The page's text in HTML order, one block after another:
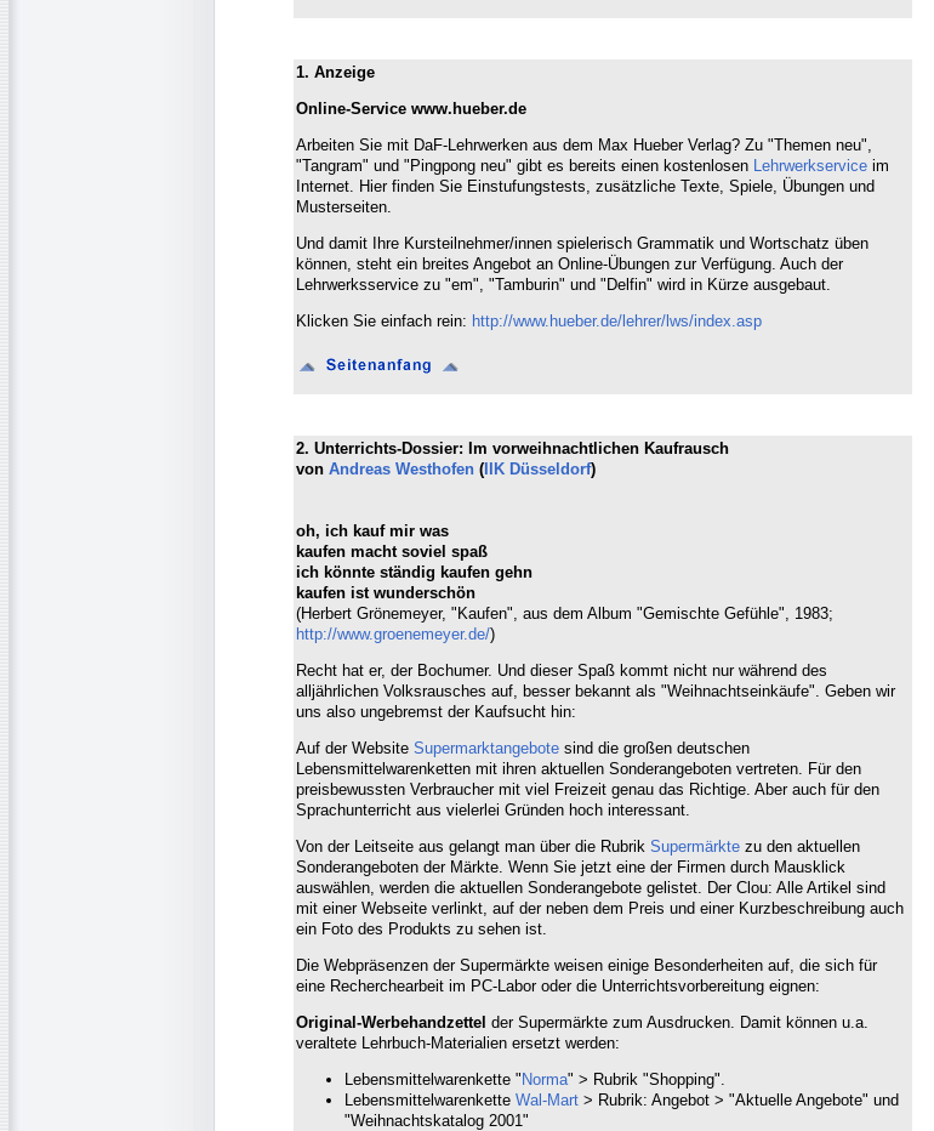
1. Anzeige
Online-Service www.hueber.de
Arbeiten Sie mit DaF-Lehrwerken aus dem Max Hueber Verlag? Zu "Themen neu",
"Tangram" und "Pingpong neu" gibt es bereits einen kostenlosen Lehrwerkservice im
Internet. Hier finden Sie Einstufungstests, zusätzliche Texte, Spiele, Übungen und
Musterseiten.
Und damit Ihre Kursteilnehmer/innen spielerisch Grammatik und Wortschatz üben
können, steht ein breites Angebot an Online-Übungen zur Verfügung. Auch der
Lehrwerksservice zu "em", "Tamburin" und "Delfin" wird in Kürze ausgebaut.
Klicken Sie einfach rein: http://www.hueber.de/lehrer/lws/index.asp
2. Unterrichts-Dossier: Im vorweihnachtlichen Kaufrausch
von Andreas Westhofen (IIK Düsseldorf)
oh, ich kauf mir was
kaufen macht soviel spaß
ich könnte ständig kaufen gehn
kaufen ist wunderschön
(Herbert Grönemeyer, "Kaufen", aus dem Album "Gemischte Gefühle", 1983;
http://www.groenemeyer.de/)
Recht hat er, der Bochumer. Und dieser Spaß kommt nicht nur während des
alljährlichen Volksrausches auf, besser bekannt als "Weihnachtseinkäufe". Geben wir
uns also ungebremst der Kaufsucht hin:
Auf der Website Supermarktangebote sind die großen deutschen
Lebensmittelwarenketten mit ihren aktuellen Sonderangeboten vertreten. Für den
preisbewussten Verbraucher mit viel Freizeit genau das Richtige. Aber auch für den
Sprachunterricht aus vielerlei Gründen hoch interessant.
Von der Leitseite aus gelangt man über die Rubrik Supermärkte zu den aktuellen
Sonderangeboten der Märkte. Wenn Sie jetzt eine der Firmen durch Mausklick
auswählen, werden die aktuellen Sonderangebote gelistet. Der Clou: Alle Artikel sind
mit einer Webseite verlinkt, auf der neben dem Preis und einer Kurzbeschreibung auch
ein Foto des Produkts zu sehen ist.
Die Webpräsenzen der Supermärkte weisen einige Besonderheiten auf, die sich für
eine Recherchearbeit im PC-Labor oder die Unterrichtsvorbereitung eignen:
Original-Werbehandzettel der Supermärkte zum Ausdrucken. Damit können u.a.
veraltete Lehrbuch-Materialien ersetzt werden:
Lebensmittelwarenkette "Norma" > Rubrik "Shopping".
Lebensmittelwarenkette Wal-Mart > Rubrik: Angebot > "Aktuelle Angebote" und
"Weihnachtskatalog 2001"